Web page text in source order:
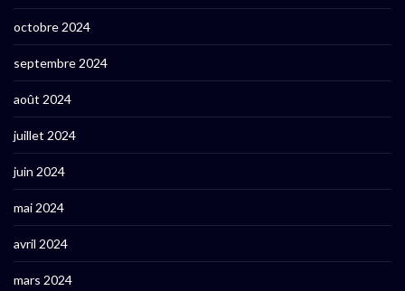
octobre 2024
septembre 2024
août 2024
juillet 2024
juin 2024
mai 2024
avril 2024
mars 2024